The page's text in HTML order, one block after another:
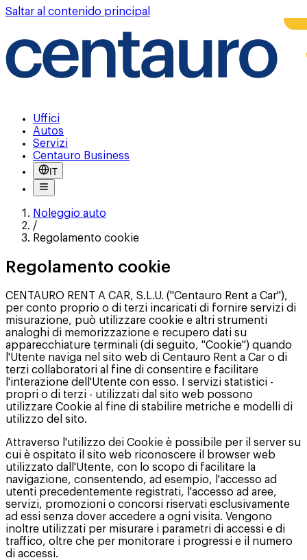
Saltar al contenido principal
Uffici
Autos
Servizi
Centauro Business
IT
Noleggio auto
/
Regolamento cookie
Regolamento cookie
CENTAURO RENT A CAR, S.L.U. ("Centauro Rent a Car"),
per conto proprio o di terzi incaricati di fornire servizi di
misurazione, può utilizzare cookie e altri strumenti
analoghi di memorizzazione e recupero dati su
apparecchiature terminali (di seguito, "Cookie") quando
l'Utente naviga nel sito web di Centauro Rent a Car o di
terzi collaboratori al fine di consentire e facilitare
l'interazione dell'Utente con esso. I servizi statistici -
propri o di terzi - utilizzati dal sito web possono
utilizzare Cookie al fine di stabilire metriche e modelli di
utilizzo del sito.
Attraverso l'utilizzo dei Cookie è possibile per il server su
cui è ospitato il sito web riconoscere il browser web
utilizzato dall'Utente, con lo scopo di facilitare la
navigazione, consentendo, ad esempio, l'accesso ad
utenti precedentemente registrati, l'accesso ad aree,
servizi, promozioni o concorsi riservati esclusivamente
ad essi senza dover accedere a ogni visita. Vengono
inoltre utilizzati per misurare i parametri di accessi e di
traffico, oltre che per monitorare i progressi e il numero
di accessi.